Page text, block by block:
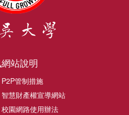
網站說明
P2P管制措施
智慧財產權宣導網站
校園網路使用辦法